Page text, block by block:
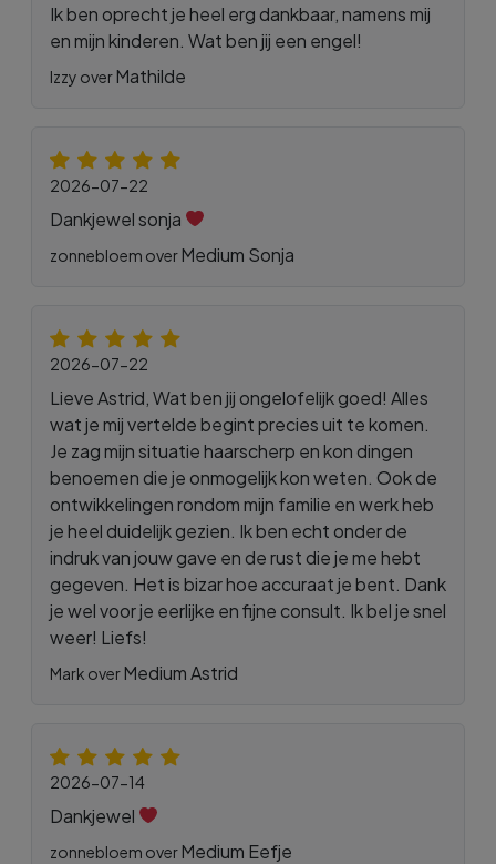
Ik ben oprecht je heel erg dankbaar, namens mij
en mijn kinderen. Wat ben jij een engel!
Izzy overMathilde
2026-07-22
Dankjewel sonja
zonnebloem overMedium Sonja
2026-07-22
Lieve Astrid, Wat ben jij ongelofelijk goed! Alles
wat je mij vertelde begint precies uit te komen.
Je zag mijn situatie haarscherp en kon dingen
benoemen die je onmogelijk kon weten. Ook de
ontwikkelingen rondom mijn familie en werk heb
je heel duidelijk gezien. Ik ben echt onder de
indruk van jouw gave en de rust die je me hebt
gegeven. Het is bizar hoe accuraat je bent. Dank
je wel voor je eerlijke en fijne consult. Ik bel je snel
weer! Liefs!
Mark overMedium Astrid
2026-07-14
Dankjewel
zonnebloem overMedium Eefje